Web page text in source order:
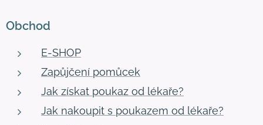
Obchod
E-SHOP
Zapůjčení pomůcek
Jak získat poukaz od lékaře?
Jak nakoupit s poukazem od lékaře?